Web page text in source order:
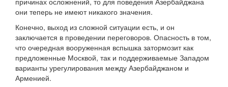
они теперь не имеют никакого значения.
Конечно, выход из сложной ситуации есть, и он
заключается в проведении переговоров. Опасность в том,
что очередная вооруженная вспышка затормозит как
предложенные Москвой, так и поддерживаемые Западом
варианты урегулирования между Азербайджаном и
Арменией.